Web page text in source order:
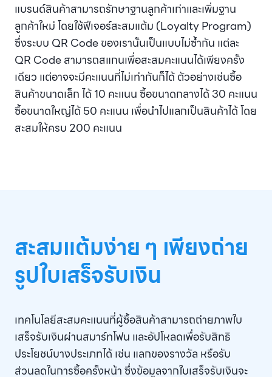
แบรนด์สินค้าสามารถรักษาฐานลูกค้าเก่าและเพิ่มฐาน
ลูกค้าใหม่ โดยใช้ฟีเจอร์สะสมแต้ม (Loyalty Program)
ซึ่งระบบ QR Code ของเรานั้นเป็นแบบไม่ซ้ำกัน แต่ละ
QR Code สามารถสแกนเพื่อสะสมคะแนนได้เพียงครั้ง
เดียว แต่อาจจะมีคะแนนที่ไม่เท่ากันก็ได้ ตัวอย่างเช่นซื้อ
สินค้าขนาดเล็ก ได้ 10 คะแนน ซื้อขนาดกลางได้ 30 คะแนน
ซื้อขนาดใหญ่ได้ 50 คะแนน เพื่อนำไปแลกเป็นสินค้าได้ โดย
สะสมให้ครบ 200 คะแนน
สะสมแต้มง่าย ๆ เพียงถ่าย
รูปใบเสร็จรับเงิน
เทคโนโลยีสะสมคะแนนที่ผู้ซื้อสินค้าสามารถถ่ายภาพใบ
เสร็จรับเงินผ่านสมาร์ทโฟน และอัปโหลดเพื่อรับสิทธิ
ประโยชน์บางประเภทได้ เช่น แลกของรางวัล หรือรับ
ส่วนลดในการซื้อครั้งหน้า ซึ่งข้อมูลจากใบเสร็จรับเงินจะ